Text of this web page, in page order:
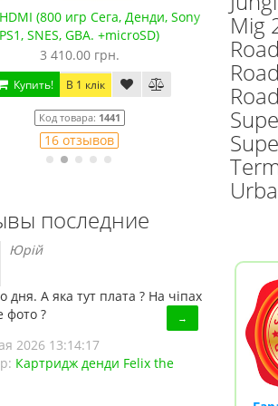
(800 игр Сега, Денди, Sony
PS1, SNES, GBA. +microSD)
3 410.00 грн.
Купить! В 1 клік
Код товара: 1441
16 отзывов
Сега
последние
Юрій
дня. А яка тут плата ? На чіпах
фото ?
→
2026 13:14:17
Картридж денди Felix the
Mig